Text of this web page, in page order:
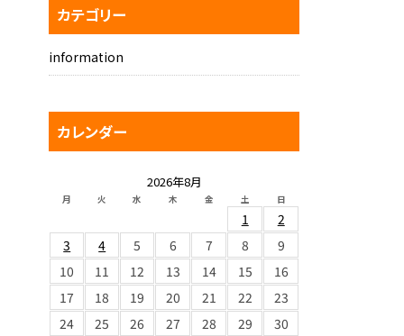
カテゴリー
information
カレンダー
2026年8月
月 火 水 木 金 土 日
1
2
3
4 5 6 7 8
9
10
11 12 13 14 15
16
17
18 19 20 21 22
23
24
25 26 27 28 29
30